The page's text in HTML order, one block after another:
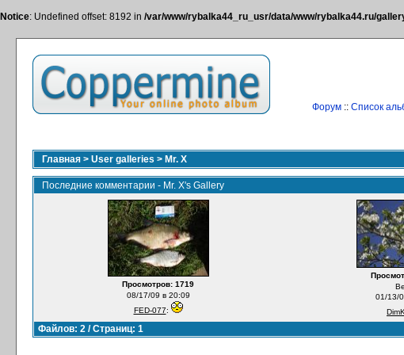
Notice: Undefined offset: 8192 in /var/www/rybalka44_ru_usr/data/www/rybalka44.ru/
Форум:: Список
Главная > User galleries > Mr. X
Последние комментарии - Mr. X's Gallery
Просмотров: 1719
08/17/09 в 20:09
FED-077:
01/13/
Файлов: 2 / Страниц: 1